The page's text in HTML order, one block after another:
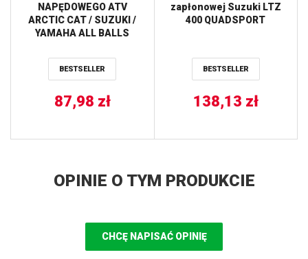
NAPĘDOWEGO ATV
ARCTIC CAT / SUZUKI /
YAMAHA ALL BALLS
BESTSELLER
87,98 zł
zapłonowej Suzuki LTZ
400 QUADSPORT
BESTSELLER
138,13 zł
OPINIE O TYM PRODUKCIE
CHCĘ NAPISAĆ OPINIĘ